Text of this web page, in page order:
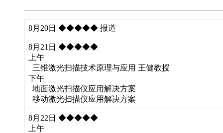
8月20日 ◆◆◆◆◆ 报道
8月21日 ◆◆◆◆◆
上午
三维激光扫描技术原理与应用 王健教授
下午
地面激光扫描仪应用解决方案
移动激光扫描仪应用解决方案
8月22日 ◆◆◆◆◆
上午